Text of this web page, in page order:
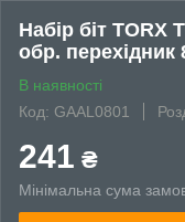
Набір біт TORX
обр. перехідник
В наявності
Код: GAAL0801
241 ₴
Мінімальна сума